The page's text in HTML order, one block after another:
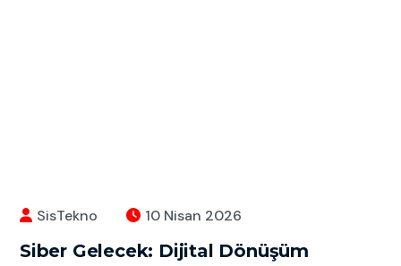
SisTekno 10 Nisan 2026
Siber Gelecek: Dijital Dönüşüm